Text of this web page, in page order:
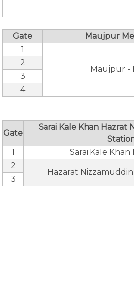
Gate
Maujpur
1
Maujpur -
2
3
4
Gate
Sarai Kale Khan Hazrat
1
Sarai Kale Khan
2
Hazarat
3